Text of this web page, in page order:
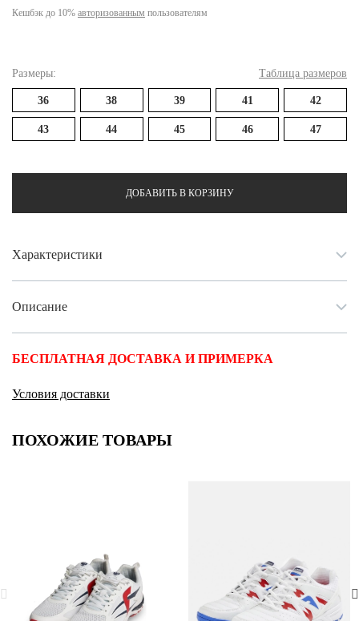
Кешбэк до 10% авторизованным пользователям
Размеры: Таблица размеров
36 38 39 41 42
43 44 45 46 47
ДОБАВИТЬ В КОРЗИНУ
Характеристики
Описание
БЕСПЛАТНАЯ ДОСТАВКА И ПРИМЕРКА
Условия доставки
ПОХОЖИЕ ТОВАРЫ